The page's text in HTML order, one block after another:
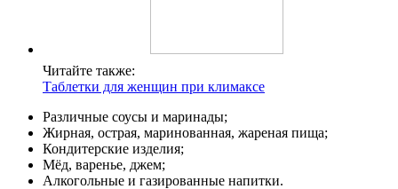
Читайте также:
Таблетки для женщин при климаксе
Различные соусы и маринады;
Жирная, острая, маринованная, жареная пища;
Кондитерские изделия;
Мёд, варенье, джем;
Алкогольные и газированные напитки.